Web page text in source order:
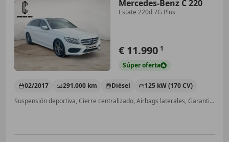
Mercedes-Benz C 220
Estate 220d 7G Plus
€ 11.990 1
Súperoferta
02/2017 291.000 km Diésel
125 kW (170 CV)
Suspensión deportiva, Cierre centralizado, Airbags laterales, Garantia, Sensor de lluvia, ABS